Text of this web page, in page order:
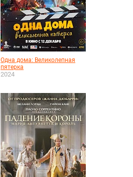
Одна дома: Великолепная
пятерка
2024